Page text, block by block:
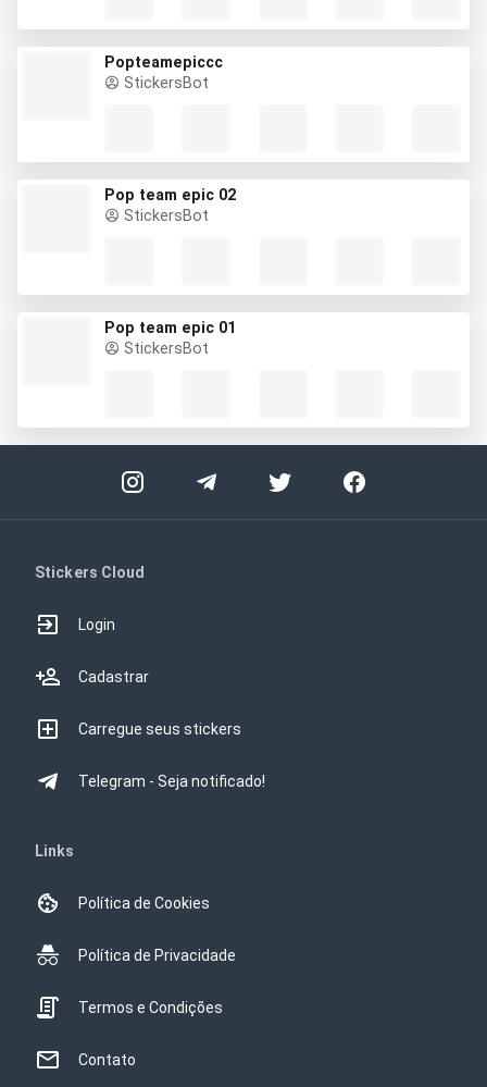
Popteamepiccc
StickersBot
Pop team epic 02
StickersBot
Pop team epic 01
StickersBot
Stickers Cloud
Login
Cadastrar
Carregue seus stickers
Telegram - Seja notificado!
Links
Política de Cookies
Política de Privacidade
Termos e Condições
Contato